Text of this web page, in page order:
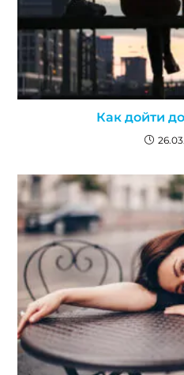
Как дойти